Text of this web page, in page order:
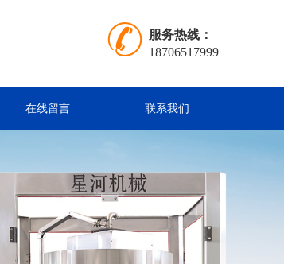
服务热线：
18706517999
在线留言 联系我们